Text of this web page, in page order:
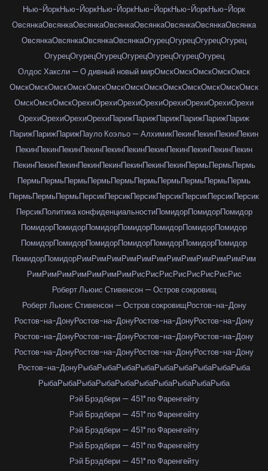
Нью-ЙоркНью-ЙоркНью-ЙоркНью-ЙоркНью-ЙоркНью-Йорк
ОвсянкаОвсянкаОвсянкаОвсянкаОвсянкаОвсянкаОвсянкаОвсянка
ОвсянкаОвсянкаОвсянкаОвсянкаОгурецОгурецОгурецОгурец
ОгурецОгурецОгурецОгурецОгурецОгурецОгурец
Олдос Хаксли — О дивный новый мирОмскОмскОмскОмскОмск
ОмскОмскОмскОмскОмскОмскОмскОмскОмскОмскОмскОмскОмск
ОмскОмскОмскОрехиОрехиОрехиОрехиОрехиОрехиОрехиОрехи
ОрехиОрехиОрехиОрехиПарижПарижПарижПарижПарижПариж
ПарижПарижПарижПауло Коэльо — АлхимикПекинПекинПекинПекин
ПекинПекинПекинПекинПекинПекинПекинПекинПекинПекинПекин
ПекинПекинПекинПекинПекинПекинПекинПекинПермьПермьПермь
ПермьПермьПермьПермьПермьПермьПермьПермьПермьПермь
ПермьПермьПермьПерсикПерсикПерсикПерсикПерсикПерсикПерсик
ПерсикПолитика конфиденциальностиПомидорПомидорПомидор
ПомидорПомидорПомидорПомидорПомидорПомидорПомидор
ПомидорПомидорПомидорПомидорПомидорПомидорПомидор
ПомидорПомидорРимРимРимРимРимРимРимРимРимРимРимРим
РимРимРимРимРимРимРимРисРисРисРисРисРисРисРис
Роберт Льюис Стивенсон — Остров сокровищ
Роберт Льюис Стивенсон — Остров сокровищРостов-на-Дону
Ростов-на-ДонуРостов-на-ДонуРостов-на-ДонуРостов-на-Дону
Ростов-на-ДонуРостов-на-ДонуРостов-на-ДонуРостов-на-Дону
Ростов-на-ДонуРостов-на-ДонуРостов-на-ДонуРостов-на-Дону
Ростов-на-ДонуРыбаРыбаРыбаРыбаРыбаРыбаРыбаРыбаРыба
РыбаРыбаРыбаРыбаРыбаРыбаРыбаРыбаРыбаРыба
Рэй Брэдбери — 451° по Фаренгейту
Рэй Брэдбери — 451° по Фаренгейту
Рэй Брэдбери — 451° по Фаренгейту
Рэй Брэдбери — 451° по Фаренгейту
Рэй Брэдбери — 451° по Фаренгейту